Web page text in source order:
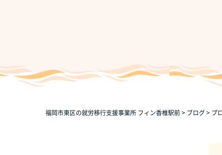
福岡市東区の就労移行支援事業所 フィン香椎駅前> ブログ> プ